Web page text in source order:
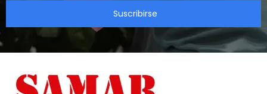
Suscribirse